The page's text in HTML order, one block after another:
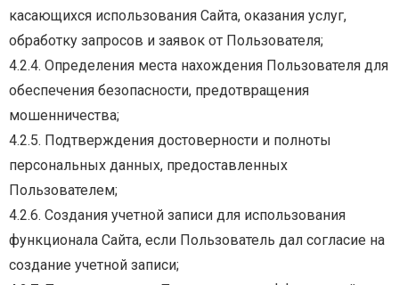
касающихся использования Сайта, оказания услуг,
обработку запросов и заявок от Пользователя;
4.2.4. Определения места нахождения Пользователя для
обеспечения безопасности, предотвращения
мошенничества;
4.2.5. Подтверждения достоверности и полноты
персональных данных, предоставленных
Пользователем;
4.2.6. Создания учетной записи для использования
функционала Сайта, если Пользователь дал согласие на
создание учетной записи;